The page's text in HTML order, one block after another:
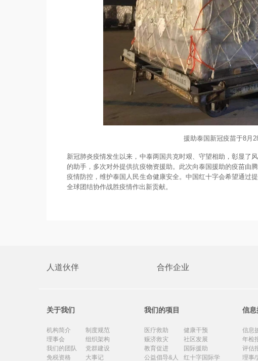
援助泰国新冠疫苗于8月
新冠肺炎疫情发生以来，中泰两国共克时艰、守望相助，彰显了
的助手，多次对外提供抗疫物资援助。此次向泰国援助的疫苗由
疫情防控，维护泰国人民生命健康安全。中国红十字会希望通过
全球团结协作战胜疫情作出新贡献。
人道伙伴 合作企业
关于我们
机构简介
制度规范
理事会
组织架构
我们的团队
党群建设
免税资格
大事记
我们的项目
医疗救助
健康干预
赈济救灾
社区发展
教育促进
国际援助
公益倡导&人
红十字国际学
信息
信息
年检
评估
理事/